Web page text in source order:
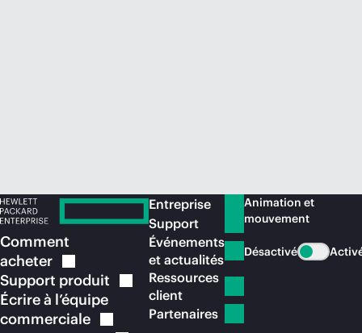
Comment
acheter
Support produit
Écrire à l’équipe
commerciale
Entreprise
Support
Événements
et actualités
Ressources
client
Partenaires
Animation et
mouvement
Désactivé